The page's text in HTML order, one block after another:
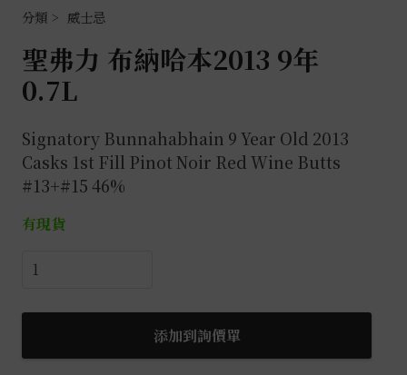
威士忌
聖弗力 布納哈本2013 9年
0.7L
Signatory Bunnahabhain 9 Year Old 2013
Casks 1st Fill Pinot Noir Red Wine Butts
#13+#15 46%
有現貨
聖
力
納
添加到詢價單